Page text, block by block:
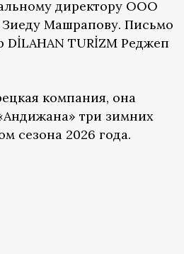
директору ООО
Машрапову. Письмо
DİLAHAN TURİZM Реджеп
компания, она
три зимних
сезона 2026 года.